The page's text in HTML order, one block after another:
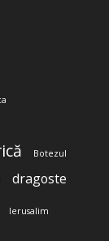
Botezul
dragoste
Ierusalim